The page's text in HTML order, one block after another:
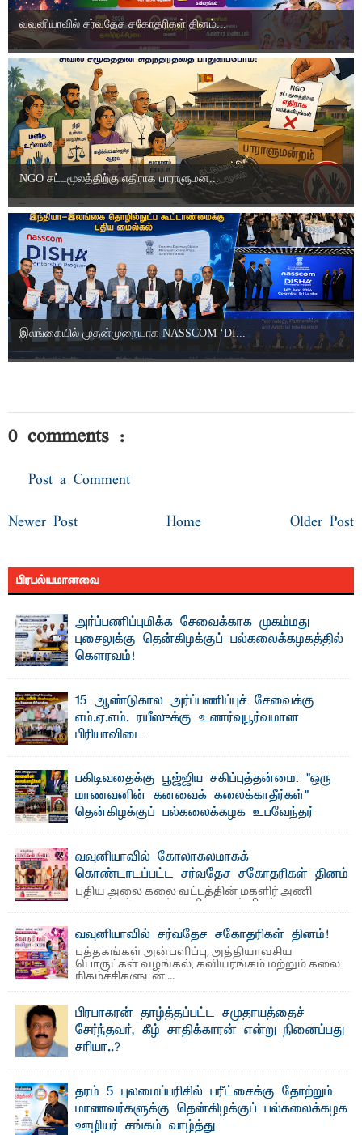
வவுனியாவில் சர்வதேச சகோதரிகள் தினம்...
NGO சட்டமூலத்திற்கு எதிராக பாராளுமன...
இலங்கையில் முதன்முறையாக NASSCOM ‘DI...
0 comments :
Post a Comment
Newer Post Older Post
Home
பிரபல்யமானவை
அர்ப்பணிப்புமிக்க சேவைக்காக முகம்மது
புசைலுக்கு தென்கிழக்குப் பல்கலைக்கழகத்தில்
கௌரவம்!
15 ஆண்டுகால அர்ப்பணிப்புச் சேவைக்கு
எம்.ஏ.எம். ரயீஸுக்கு உணர்வுபூர்வமான
பிரியாவிடை
பகிடிவதைக்கு பூஜ்ஜிய சகிப்புத்தன்மை: "ஒரு
மாணவனின் கனவைக் கலைக்காதீர்கள்" –
தென்கிழக்குப் பல்கலைக்கழக உபவேந்தர்
"ஒ ரு மாணவனின் அல்லது மாணவியின் கனவு என்னால்
கலைக்கப்படாது" என்ற உறுதியை ஒவ்வொரு மாணவரும் ...
வவுனியாவில் கோலாகலமாகக்
கொண்டாடப்பட்ட சர்வதேச சகோதரிகள் தினம்
புதிய அலை கலை வட்டத்தின் மகளிர் அணி
ஏற்பாட்டில் சமூகப் பணிகளுடன் சிறப்புற
நடைபெற்ற நிகழ்வு ச ர்வதேச ...
வவுனியாவில் சர்வதேச சகோதரிகள் தினம்!
புத்தகங்கள் அன்பளிப்பு, அத்தியாவசிய
பொருட்கள் வழங்கல், கவியரங்கம் மற்றும் கலை
நிகழ்ச்சிகளுடன் ...
பிரபாகரன் தாழ்த்தப்பட்ட சமுதாயத்தைச்
சேர்ந்தவர், கீழ் சாதிக்காரன் என்று நினைப்பது
சரியா..?
தரம் 5 புலமைப்பரிசில் பரீட்சைக்கு தோற்றும்
மாணவர்களுக்கு தென்கிழக்குப் பல்கலைக்கழக
ஊழியர் சங்கம் வாழ்த்து